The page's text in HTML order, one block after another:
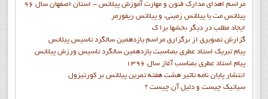
مراسم اهدای مدارک فنون و مهارت آموزش پیلاتس - استان اصفهان سال 96
پیلاتس مت یا پیلاتس زمینی، و پیلاتس ریفورمر
ايجاد مطلب در ديگر بخشها برا ک
گزارش تصويري از برگزاري مراسم يازدهمين سالگرد تاسيس پيلاتس
پيام تبريک استاد عطري بمناسبت يازدهمين سالگرد تاسيس ورزش پيلاتس
پيام استاد عطري بمناسب آغاز سال 1396
انتشار پايان نامه تاثیر هشت هفته تمرین پیلاتس بر کورتیزول
سیاتیک چیست و دلیل آن چیست ؟